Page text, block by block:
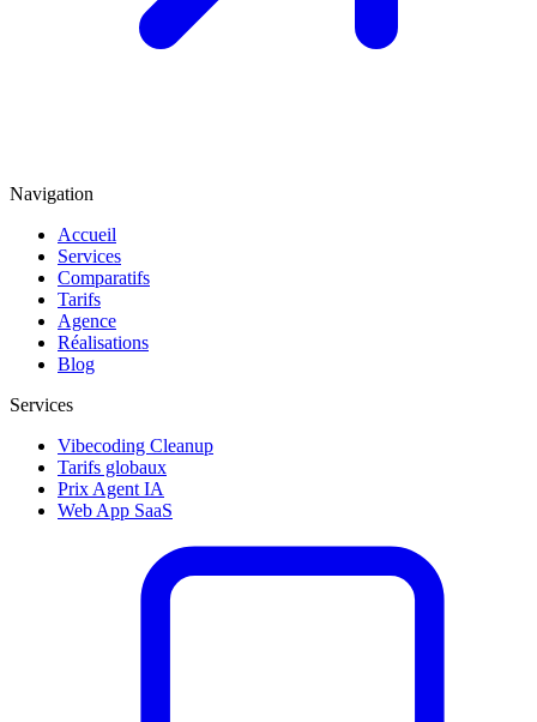
Navigation
Accueil
Services
Comparatifs
Tarifs
Agence
Réalisations
Blog
Services
Vibecoding Cleanup
Tarifs globaux
Prix Agent IA
Web App SaaS